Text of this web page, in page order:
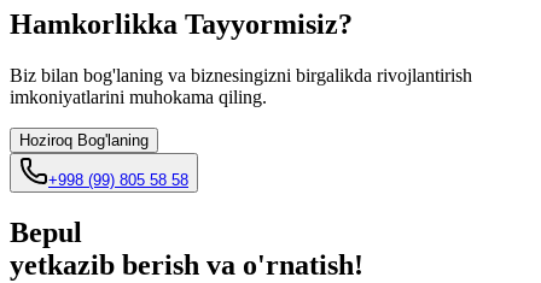
Hamkorlikka Tayyormisiz?
Biz bilan bog'laning va biznesingizni birgalikda rivojlantirish
imkoniyatlarini muhokama qiling.
Hoziroq Bog'laning
+998 (99) 805 58 58
Bepul
yetkazib berish va o'rnatish!